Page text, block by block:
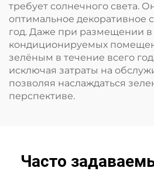
требует солнечного света.
оптимальное декоративное
год. Даже при размещении в
кондиционируемых
зелёным в течение всего
исключая затраты на
позволяя наслаждаться
перспективе.
Часто